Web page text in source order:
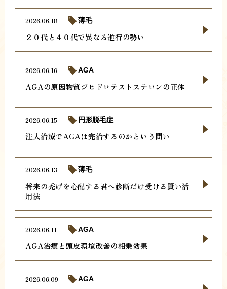
２０代と４０代で異なる進行の勢い
2026.06.18 薄毛
AGAの原因物質ジヒドロテストステロンの正体
2026.06.16 AGA
注入治療でAGAは完治するのかという問い
2026.06.15 円形脱毛症
将来の禿げを心配する君へ診断だけ受ける賢い活
用法
2026.06.13 薄毛
AGA治療と頭皮環境改善の相乗効果
2026.06.11 AGA
2026.06.09 AGA